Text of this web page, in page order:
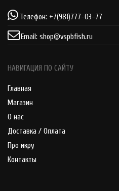
Телефон: +7(981)777-03-77
Email: shop@vspbfish.ru
НАВИГАЦИЯ ПО САЙТУ
Главная
Магазин
О нас
Доставка / Оплата
Про икру
Контакты